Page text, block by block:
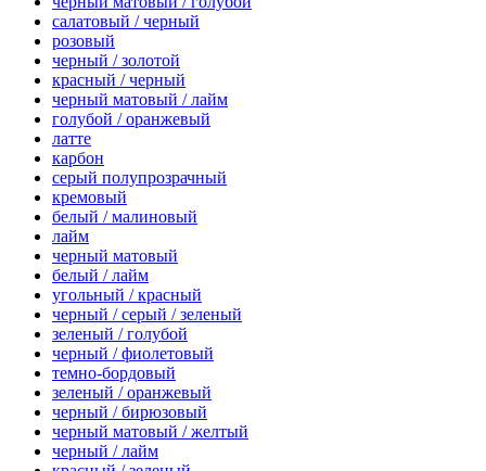
салатовый / черный
розовый
черный / золотой
красный / черный
черный матовый / лайм
голубой / оранжевый
латте
карбон
серый полупрозрачный
кремовый
белый / малиновый
лайм
черный матовый
белый / лайм
угольный / красный
черный / серый / зеленый
зеленый / голубой
черный / фиолетовый
темно-бордовый
зеленый / оранжевый
черный / бирюзовый
черный матовый / желтый
черный / лайм